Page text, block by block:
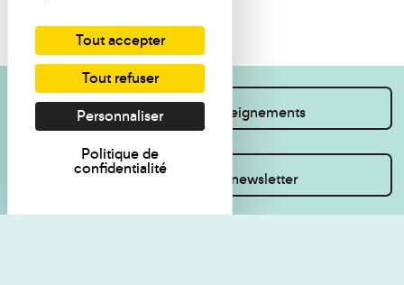
Je souhaite des renseignements
Inscrivez-vous à la newsletter
Tout accepter
Tout refuser
Personnaliser
Politique de
confidentialité